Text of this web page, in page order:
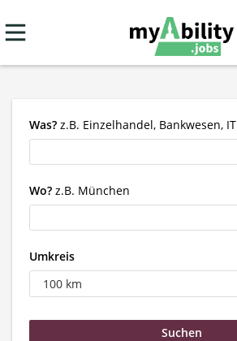
Was? z.B. Einzelhandel, Bankwesen, IT
Wo? z.B. München
Umkreis